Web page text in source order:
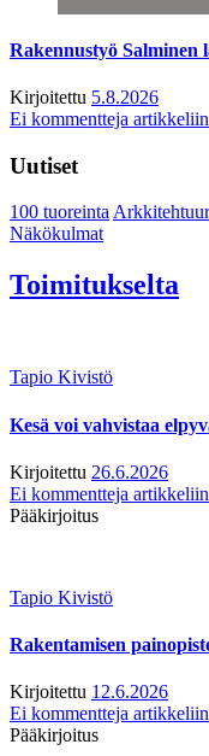
Rakennustyö Salminen
Kirjoitettu 5.8.2026
Ei kommentteja
Uutiset
100 tuoreinta
Näkökulmat
Toimitukselta
Tapio Kivistö
Kesä voi vahvistaa
Kirjoitettu 26.6.2026
Ei kommentteja
Pääkirjoitus
Tapio Kivistö
Rakentamisen
Kirjoitettu 12.6.2026
Ei kommentteja
Pääkirjoitus